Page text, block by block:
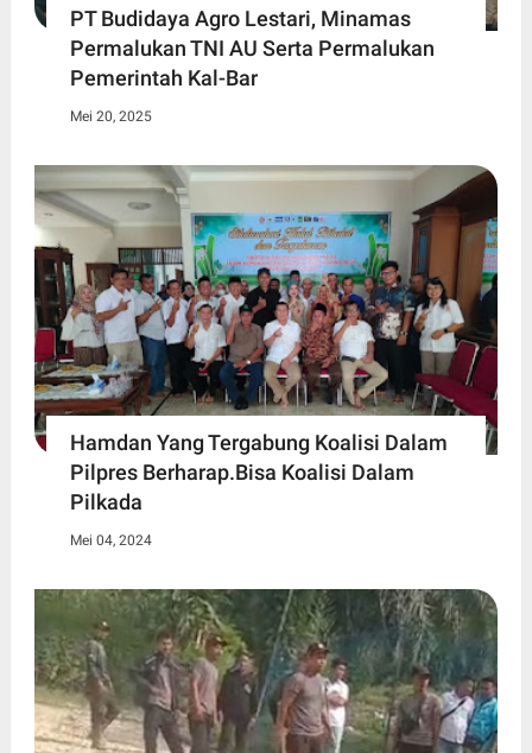
PT Budidaya Agro Lestari, Minamas
Permalukan TNI AU Serta Permalukan
Pemerintah Kal-Bar
Mei 20, 2025
Hamdan Yang Tergabung Koalisi Dalam
Pilpres Berharap.Bisa Koalisi Dalam
Pilkada
Mei 04, 2024